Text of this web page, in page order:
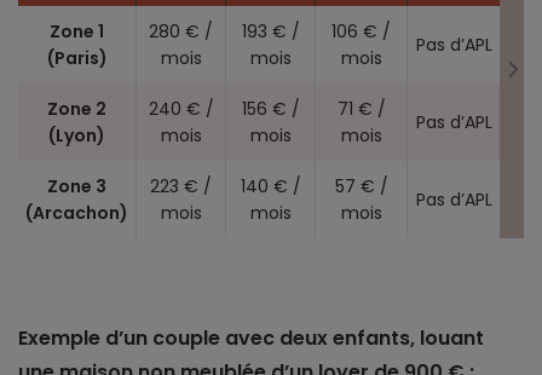
Zone 1
(Paris)
280 € /
mois
193 € /
mois
106 € /
mois
Pas d’APL
Zone 2
(Lyon)
240 € /
mois
156 € /
mois
71 € /
mois
Pas d’APL
Zone 3
(Arcachon)
223 € /
mois
140 € /
mois
57 € /
mois
Pas d’APL
Exemple d’un couple avec deux enfants, louant